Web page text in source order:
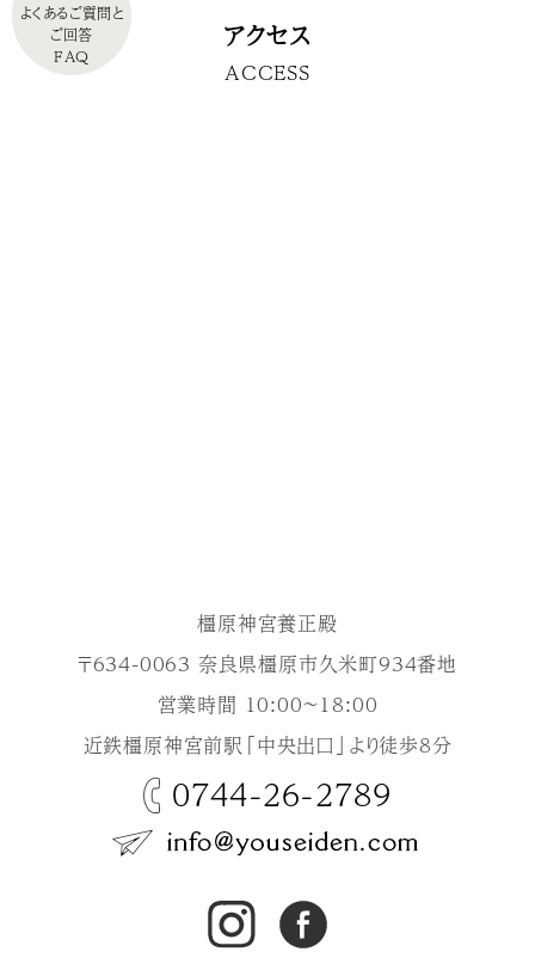
アクセス
ACCESS
橿原神宮養正殿
〒634-0063 奈良県橿原市久米町934番地
営業時間 10:00～18:00
近鉄橿原神宮前駅「中央出口」より徒歩8分
0744-26-2789
よくあるご質問と
ご回答
FAQ